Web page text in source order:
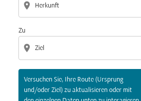
location_on
Zu
location_on
Versuchen Sie, Ihre Route (Ursprung
und/oder Ziel) zu aktualisieren oder mit